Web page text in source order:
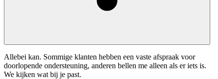
Allebei kan. Sommige klanten hebben een vaste afspraak voor
doorlopende ondersteuning, anderen bellen me alleen als er iets is.
We kijken wat bij je past.